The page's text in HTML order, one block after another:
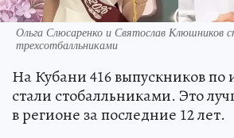
Ольга Слюсаренко и Святослав Клюшников
трехсотбалльниками
На Кубани 416 выпускников по
стали стобалльниками. Это
в регионе за последние 12 лет.